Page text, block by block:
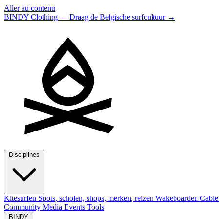
Aller au contenu
BINDY Clothing — Draag de Belgische surfcultuur →
Kitesurfen Spots, scholen, shops, merken, reizen Wakeboarden
Community Media Events Tools